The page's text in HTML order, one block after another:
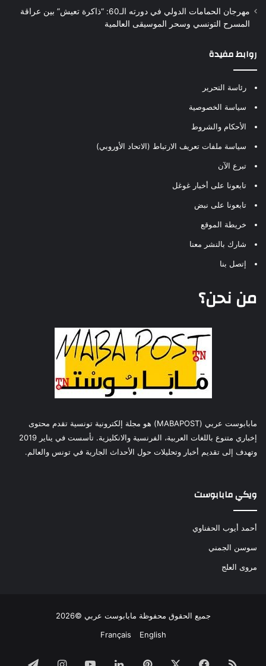
مهرجان الحمامات الدولي في دورته الـ60: “ذاكرة تعيش” بين عراقة
المسرح التونسي وسحر الموسيقى العالمية
روابط مفيدة
رئاسة التحرير
سياسة الخصوصية
الأحكام والشروط
سياسة ملفات تعريف الارتباط (الاتحاد الأوروبي)
تبرع الآن
تابعونا على أخبار غوغل
تابعونا على نبض
خريطة الموقع
شارك بالنشر معنا
إتصل بنا
من نحن؟
مابابوست عربي (MABAPOST) هو مجلة إلكترونية تونسية تقدم محتوى
إخباري متنوع باللغات العربية، الفرنسية والانكليزية. تأسست في يناير 2019
وتهدف إلى تقديم أخبار وتحليلات حول الأحداث الجارية في تونس والعالم.
ويكي مابابوست
أحمد أيوب الحفناوي
سوسن الجمني
مروى العلج
جميع الحقوق محفوظة مابابوست عربي ©2026
English
Français